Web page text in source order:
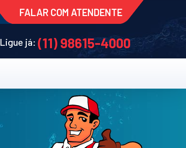
FALAR COM ATENDENTE
Ligue já: (11) 98615-4000